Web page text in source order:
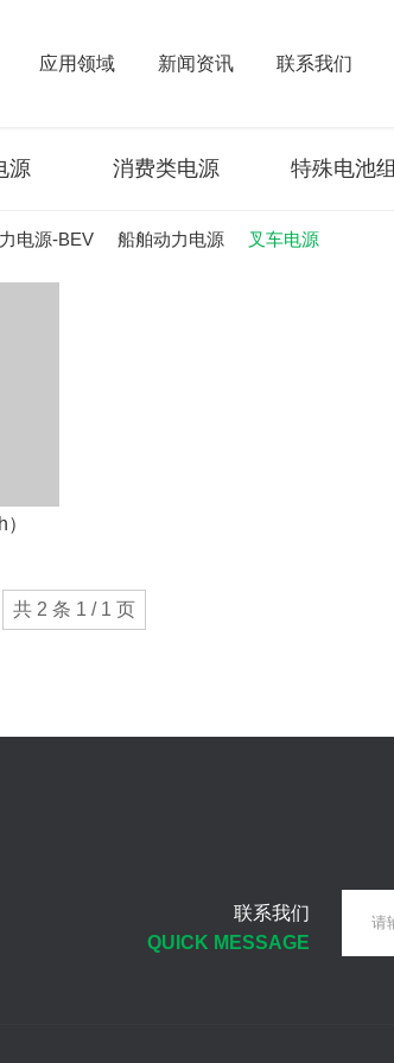
应用领域 新闻资讯 联系我们
电源-BEV 船舶动力电源 叉车电源
源 消费类电源 特殊电池组
共 2 条 1 / 1 页
联系我们
QUICK MESSAGE